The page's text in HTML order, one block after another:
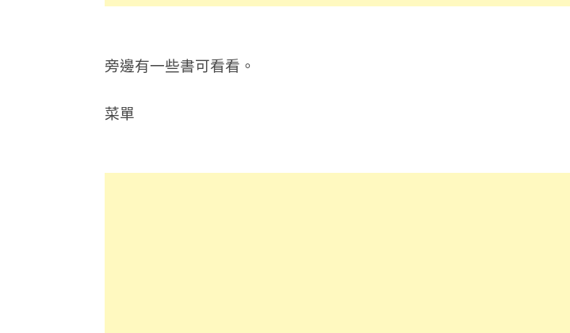
旁邊有一些書可看看。
菜單